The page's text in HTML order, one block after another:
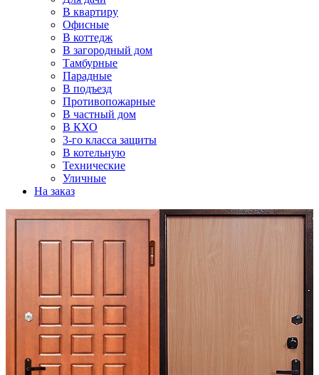
В квартиру
Офисные
В коттедж
В загородный дом
Тамбурные
Парадные
В подъезд
Противопожарные
В частный дом
В КХО
3-го класса защиты
В котельную
Технические
Уличные
На заказ